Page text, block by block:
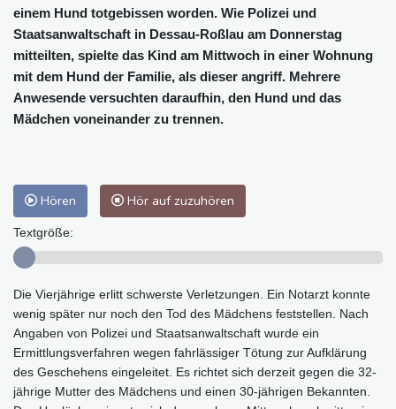
einem Hund totgebissen worden. Wie Polizei und
Staatsanwaltschaft in Dessau-Roßlau am Donnerstag
mitteilten, spielte das Kind am Mittwoch in einer Wohnung
mit dem Hund der Familie, als dieser angriff. Mehrere
Anwesende versuchten daraufhin, den Hund und das
Mädchen voneinander zu trennen.
Hören Hör auf zuzuhören
Textgröße:
Die Vierjährige erlitt schwerste Verletzungen. Ein Notarzt konnte
wenig später nur noch den Tod des Mädchens feststellen. Nach
Angaben von Polizei und Staatsanwaltschaft wurde ein
Ermittlungsverfahren wegen fahrlässiger Tötung zur Aufklärung
des Geschehens eingeleitet. Es richtet sich derzeit gegen die 32-
jährige Mutter des Mädchens und einen 30-jährigen Bekannten.